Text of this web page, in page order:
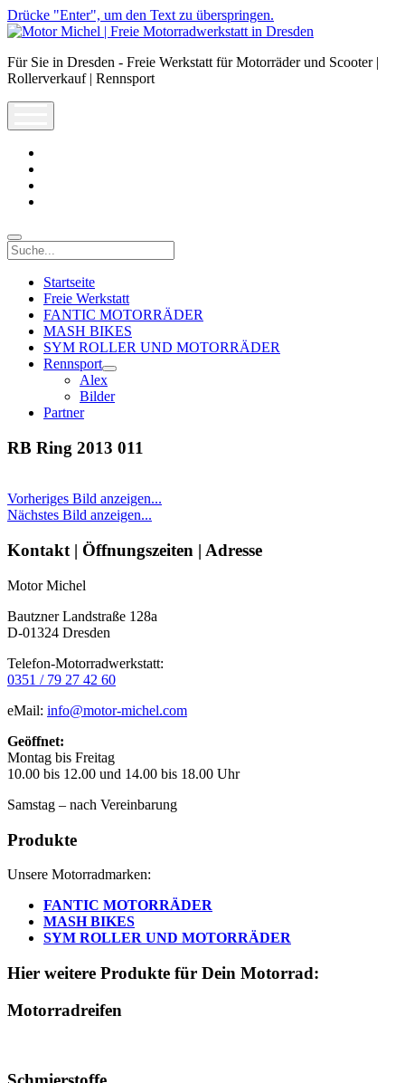
Drücke "Enter", um den Text zu überspringen.
Motor
|
Freie
Dresden
Für Sie in Dresden - Freie Werkstatt für Motorräder und Scooter |
Rollerverkauf | Rennsport
Suche
Startseite
Freie Werkstatt
FANTIC MOTORRÄDER
MASH BIKES
SYM ROLLER UND MOTORRÄDER
Rennsport
open
menu
Alex
Bilder
Partner
RB Ring 2013 011
Vorheriges Bild anzeigen...
Nächstes Bild anzeigen...
Seitenleiste
Kontakt | Öffnungszeiten | Adresse
Motor Michel
Bautzner Landstraße 128a
D-01324 Dresden
Telefon-Motorradwerkstatt:
0351 / 79 27 42 60
eMail: info@motor-michel.com
Geöffnet:
Montag bis Freitag
10.00 bis 12.00 und 14.00 bis 18.00 Uhr
Samstag – nach Vereinbarung
Produkte
Unsere Motorradmarken:
FANTIC MOTORRÄDER
MASH BIKES
SYM ROLLER UND MOTORRÄDER
Hier weitere Produkte für Dein Motorrad:
Motorradreifen